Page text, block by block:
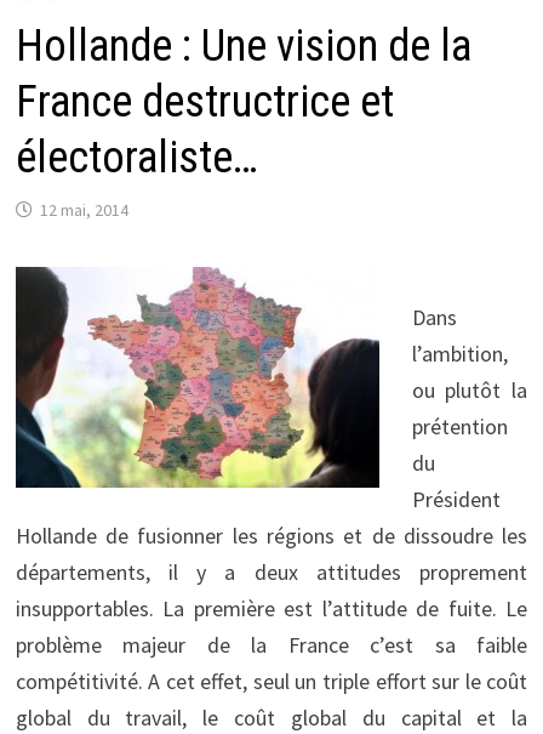
Hollande : Une vision de la
France destructrice et
électoraliste…
12 mai, 2014
Dans
l’ambition,
ou plutôt la
prétention
du
Président
Hollande de fusionner les régions et de dissoudre les
départements, il y a deux attitudes proprement
insupportables. La première est l’attitude de fuite. Le
problème majeur de la France c’est sa faible
compétitivité. A cet effet, seul un triple effort sur le coût
global du travail, le coût global du capital et la